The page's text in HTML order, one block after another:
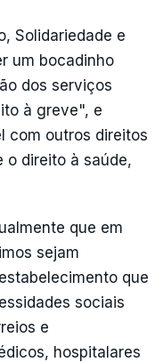
Solidariedade e
um bocadinho
dos serviços
à greve", e
com outros direitos
o direito à saúde,
que em
sejam
que
sociais
e
hospitalares